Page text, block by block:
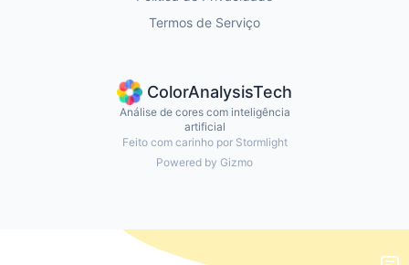
ColorAnalysisTech
Análise de cores com inteligência
artificial
Feito com carinho por Stormlight
Powered by Gizmo
Termos de Serviço